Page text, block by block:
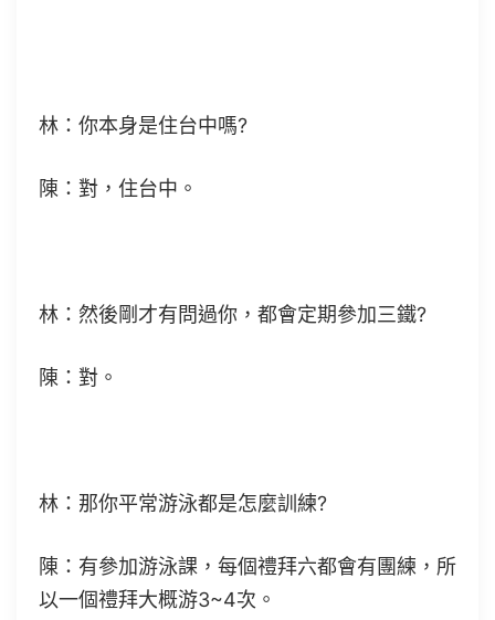
林：你本身是住台中嗎?
陳：對，住台中。
林：然後剛才有問過你，都會定期參加三鐵?
陳：對。
林：那你平常游泳都是怎麼訓練?
陳：有參加游泳課，每個禮拜六都會有團練，所
以一個禮拜大概游3~4次。